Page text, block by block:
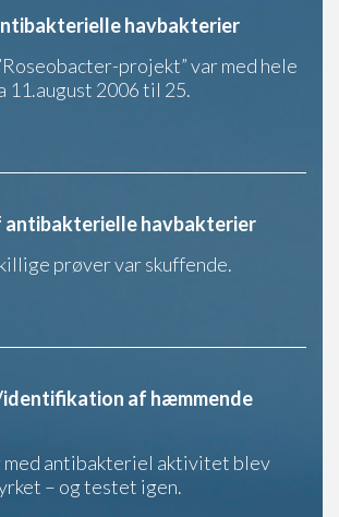
havbakterier
projekt” var med hele
11.august 2006 til 25.
antibakterielle havbakterier
prøver var skuffende.
af hæmmende
antibakteriel aktivitet blev
– og testet igen.